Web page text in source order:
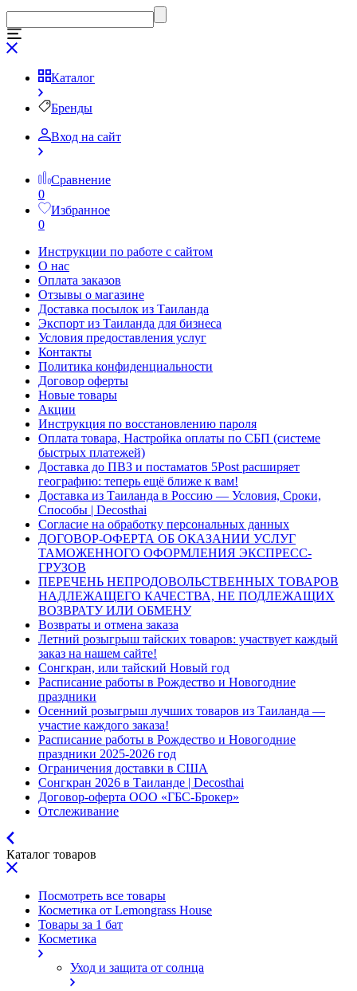
Каталог
Бренды
Вход на сайт
Сравнение
0
Избранное
0
Инструкции по работе с сайтом
О нас
Оплата заказов
Отзывы о магазине
Доставка посылок из Таиланда
Экспорт из Таиланда для бизнеса
Условия предоставления услуг
Контакты
Политика конфиденциальности
Договор оферты
Новые товары
Акции
Инструкция по восстановлению пароля
Оплата товара, Настройка оплаты по СБП (системе
быстрых платежей)
Доставка до ПВЗ и постаматов 5Post расширяет
географию: теперь ещё ближе к вам!
Доставка из Таиланда в Россию — Условия, Сроки,
Способы | Decosthai
Согласие на обработку персональных данных
ДОГОВОР-ОФЕРТА ОБ ОКАЗАНИИ УСЛУГ
ТАМОЖЕННОГО ОФОРМЛЕНИЯ ЭКСПРЕСС-
ГРУЗОВ
ПЕРЕЧЕНЬ НЕПРОДОВОЛЬСТВЕННЫХ ТОВАРОВ
НАДЛЕЖАЩЕГО КАЧЕСТВА, НЕ ПОДЛЕЖАЩИХ
ВОЗВРАТУ ИЛИ ОБМЕНУ
Возвраты и отмена заказа
Летний розыгрыш тайских товаров: участвует каждый
заказ на нашем сайте!
Сонгкран, или тайский Новый год
Расписание работы в Рождество и Новогодние
праздники
Осенний розыгрыш лучших товаров из Таиланда —
участие каждого заказа!
Расписание работы в Рождество и Новогодние
праздники 2025-2026 год
Ограничения доставки в США
Сонгкран 2026 в Таиланде | Decosthai
Договор-оферта ООО «ГБС-Брокер»
Отслеживание
Каталог товаров
Посмотреть все товары
Косметика от Lemongrass House
Товары за 1 бат
Косметика
Уход и защита от солнца